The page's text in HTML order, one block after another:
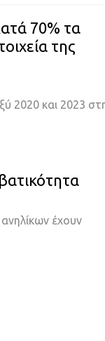
70% τα
της
2020 και 2023
έχουν